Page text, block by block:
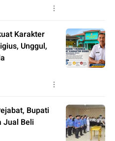
Karakter
Unggul,
Bupati
Jual Beli